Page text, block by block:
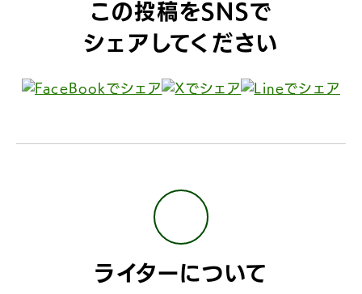
この投稿をSNSで
シェアしてください
ライターについて